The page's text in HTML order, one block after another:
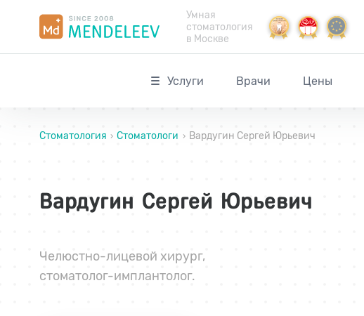
Умная
стоматология
в Москве
Услуги Врачи Цены
Стоматология › Стоматологи › Вардугин Сергей Юрьевич
Вардугин Сергей Юрьевич
Челюстно-лицевой хирург,
стоматолог-имплантолог.